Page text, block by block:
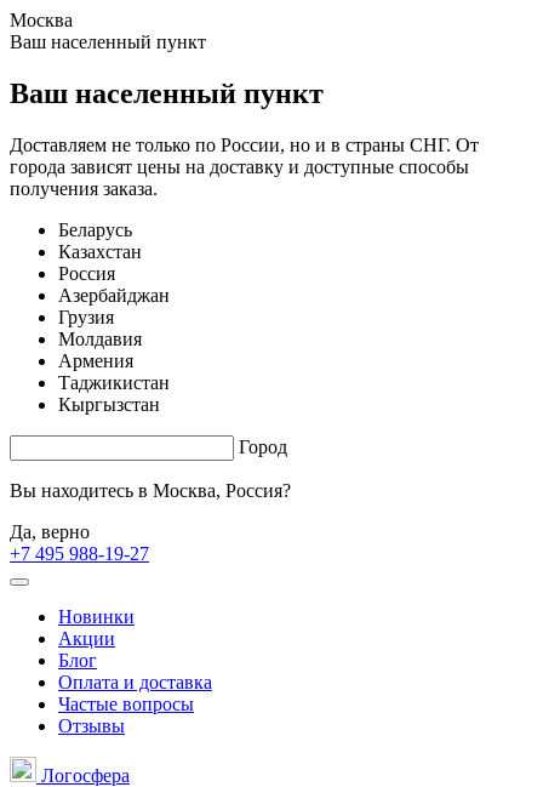
Москва
Ваш населенный пункт
Ваш населенный пункт
Доставляем не только по России, но и в страны СНГ. От
города зависят цены на доставку и доступные способы
получения заказа.
Беларусь
Казахстан
Россия
Азербайджан
Грузия
Молдавия
Армения
Таджикистан
Кыргызстан
Город
Вы находитесь в Москва, Россия?
Да, верно
+7 495 988-19-27
Новинки
Акции
Блог
Оплата и доставка
Частые вопросы
Отзывы
Логосфера